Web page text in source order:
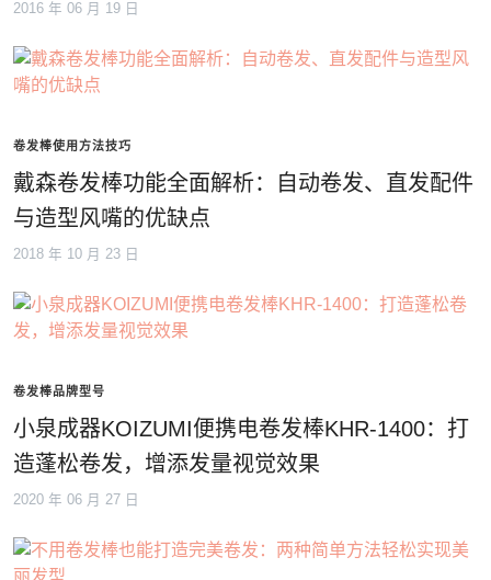
2016 年 06 月 19 日
卷发棒使用方法技巧
戴森卷发棒功能全面解析：自动卷发、直发配件
与造型风嘴的优缺点
2018 年 10 月 23 日
卷发棒品牌型号
小泉成器KOIZUMI便携电卷发棒KHR-1400：打
造蓬松卷发，增添发量视觉效果
2020 年 06 月 27 日